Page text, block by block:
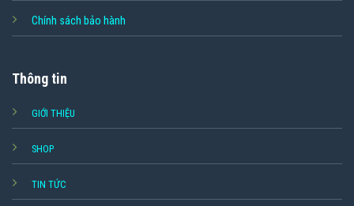
Chính sách bảo hành
Thông tin
GIỚI THIỆU
SHOP
TIN TỨC